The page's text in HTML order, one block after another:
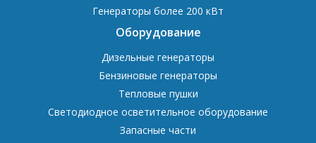
Генераторы более 200 кВт
Оборудование
Дизельные генераторы
Бензиновые генераторы
Тепловые пушки
Светодиодное осветительное оборудование
Запасные части